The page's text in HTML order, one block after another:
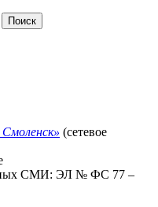
(сетевое
СМИ: ЭЛ № ФС 77 –